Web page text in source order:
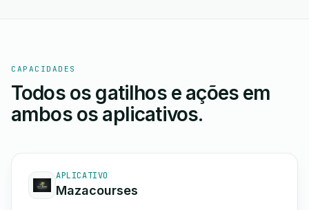
CAPACIDADES
Todos os gatilhos e ações em
ambos os aplicativos.
APLICATIVO
Mazacourses